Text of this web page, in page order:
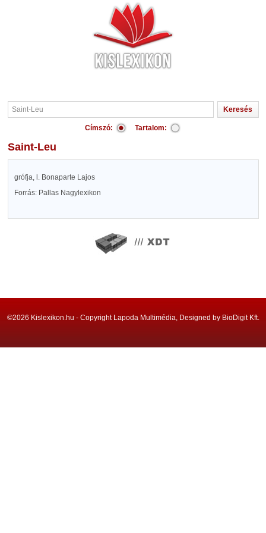
Címszó: Tartalom:
Saint-Leu
grófja, l. Bonaparte Lajos
Forrás: Pallas Nagylexikon
©2026 Kislexikon.hu - Copyright Lapoda Multimédia, Designed by BioDigit Kft.